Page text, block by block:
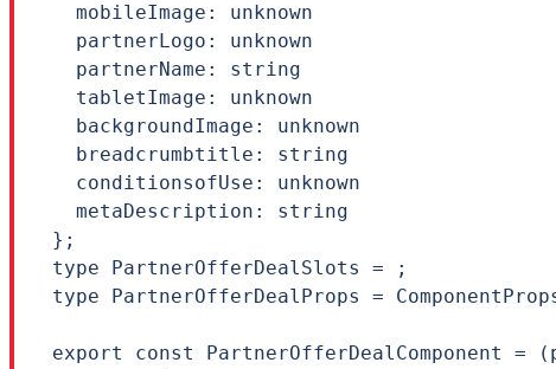
  mobileImage: unknown
  partnerLogo: unknown
  partnerName: string
  tabletImage: unknown
  backgroundImage: unknown
  breadcrumbtitle: string
  conditionsofUse: unknown
  metaDescription: string
};
type PartnerOfferDealSlots = ;
type PartnerOfferDealProps =
export const PartnerOfferDealComponent =